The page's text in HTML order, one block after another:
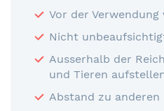
Vor der
Nicht
Ausserhalb der
und Tieren
Abstand zu anderen